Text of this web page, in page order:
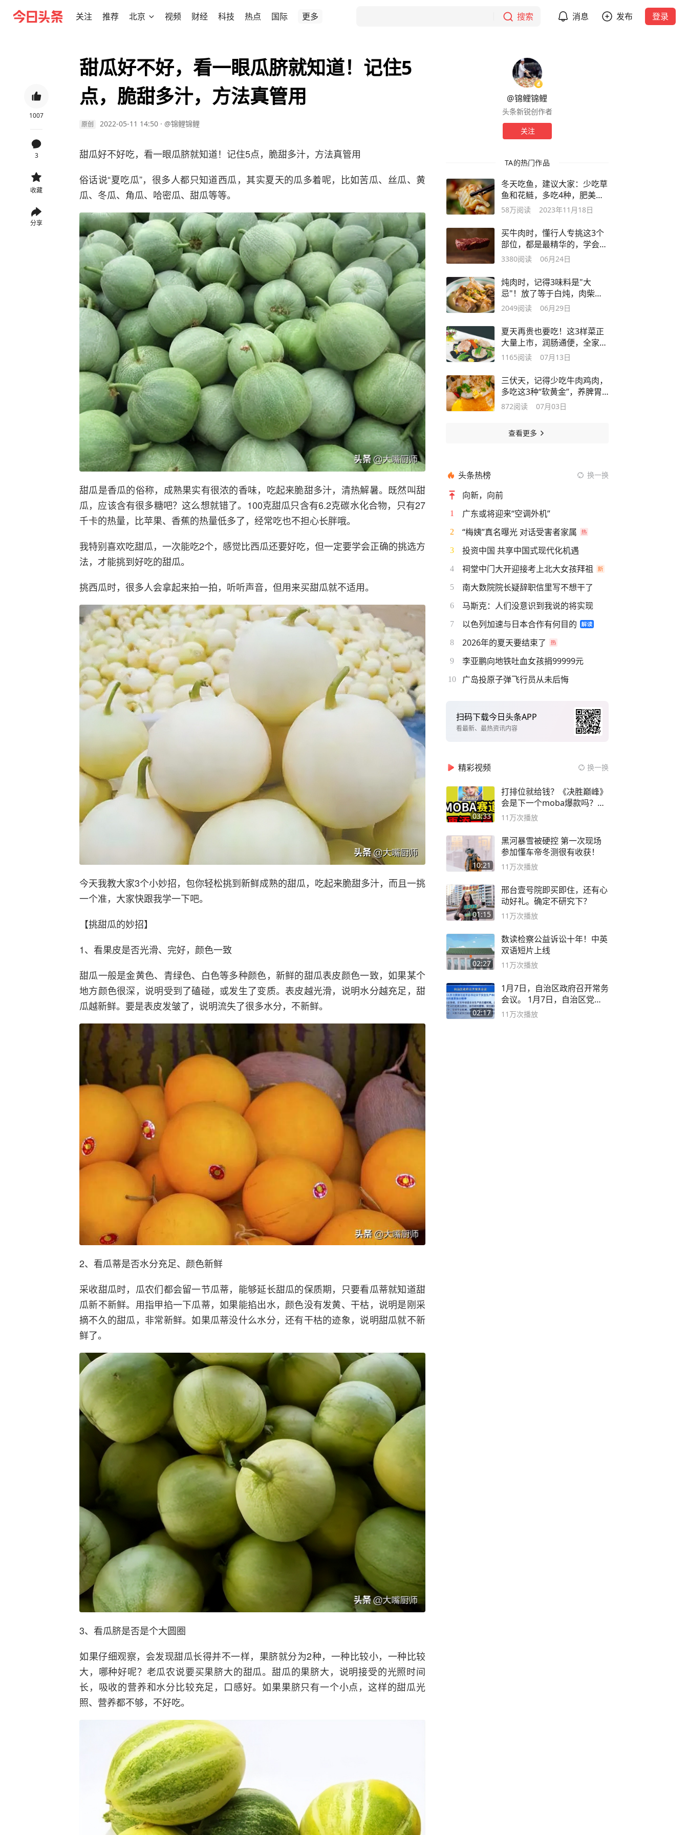
关注 推荐 北京 视频 财经 科技 热点 国际 更多 搜索 消息 发布 登录
1007
3
收藏
分享
甜瓜好不好，看一眼瓜脐就知道！记住5
点，脆甜多汁，方法真管用
原创 2022-05-11 14:50 · @锦鲤锦鲤
甜瓜好不好吃，看一眼瓜脐就知道！记住5点，脆甜多汁，方法真管用
俗话说“夏吃瓜”，很多人都只知道西瓜，其实夏天的瓜多着呢，比如苦瓜、丝瓜、黄
瓜、冬瓜、角瓜、哈密瓜、甜瓜等等。
甜瓜是香瓜的俗称，成熟果实有很浓的香味，吃起来脆甜多汁，清热解暑。既然叫甜
瓜，应该含有很多糖吧？这么想就错了。100克甜瓜只含有6.2克碳水化合物，只有27
千卡的热量，比苹果、香蕉的热量低多了，经常吃也不担心长胖哦。
我特别喜欢吃甜瓜，一次能吃2个，感觉比西瓜还要好吃，但一定要学会正确的挑选方
法，才能挑到好吃的甜瓜。
挑西瓜时，很多人会拿起来拍一拍，听听声音，但用来买甜瓜就不适用。
今天我教大家3个小妙招，包你轻松挑到新鲜成熟的甜瓜，吃起来脆甜多汁，而且一挑
一个准，大家快跟我学一下吧。
【挑甜瓜的妙招】
1、看果皮是否光滑、完好，颜色一致
甜瓜一般是金黄色、青绿色、白色等多种颜色，新鲜的甜瓜表皮颜色一致，如果某个
地方颜色很深，说明受到了磕碰，或发生了变质。表皮越光滑，说明水分越充足，甜
瓜越新鲜。要是表皮发皱了，说明流失了很多水分，不新鲜。
2、看瓜蒂是否水分充足、颜色新鲜
采收甜瓜时，瓜农们都会留一节瓜蒂，能够延长甜瓜的保质期，只要看瓜蒂就知道甜
瓜新不新鲜。用指甲掐一下瓜蒂，如果能掐出水，颜色没有发黄、干枯，说明是刚采
摘不久的甜瓜，非常新鲜。如果瓜蒂没什么水分，还有干枯的迹象，说明甜瓜就不新
鲜了。
3、看瓜脐是否是个大圆圈
如果仔细观察，会发现甜瓜长得并不一样，果脐就分为2种，一种比较小，一种比较
大，哪种好呢？老瓜农说要买果脐大的甜瓜。甜瓜的果脐大，说明接受的光照时间
长，吸收的营养和水分比较充足，口感好。如果果脐只有一个小点，这样的甜瓜光
照、营养都不够，不好吃。
@锦鲤锦鲤
头条新锐创作者
关注
TA的热门作品
冬天吃鱼，建议大家：少吃草
鱼和花鲢，多吃4种，肥美不
腻还不贵
58万阅读 2023年11月18日
买牛肉时，懂行人专挑这3个
部位，都是最精华的，学会再
买不吃亏
3380阅读 06月24日
炖肉时，记得3味料是"大
忌"！放了等于白炖，肉柴塞
牙汤腥不好吃
2049阅读 06月29日
夏天再贵也要吃！这3样菜正
大量上市，润肠通便，全家都
受益！
1165阅读 07月13日
三伏天，记得少吃牛肉鸡肉，
多吃这3种“软黄金”，养脾胃
稳正气
872阅读 07月03日
查看更多
头条热榜 换一换
向新，向前
1 广东或将迎来“空调外机”
2 “梅姨”真名曝光 对话受害者家属
3 投资中国 共享中国式现代化机遇
4 祠堂中门大开迎接考上北大女孩拜祖
5 南大数院院长疑辞职信里写不想干了
6 马斯克：人们没意识到我说的将实现
7 以色列加速与日本合作有何目的
8 2026年的夏天要结束了
9 李亚鹏向地铁吐血女孩捐99999元
10 广岛投原子弹飞行员从未后悔
扫码下载今日头条APP
看最新、最热资讯内容
精彩视频 换一换
03:33
打排位就给钱？《决胜巅峰》
会是下一个moba爆款吗？#
决胜巅峰
11万次播放
10:21
黑河暴雪被硬控 第一次现场
参加懂车帝冬测很有收获！
11万次播放
01:15
邢台壹号院即买即住，还有心
动好礼。确定不研究下？
11万次播放
02:27
数读检察公益诉讼十年！中英
双语短片上线
11万次播放
02:17
1月7日，自治区政府召开常务
会议。 1月7日，自治区党委
副书记
11万次播放